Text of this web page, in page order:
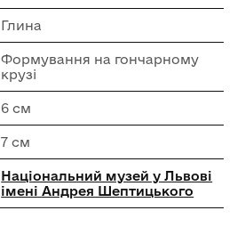
Глина
Формування на гончарному
крузі
6 см
7 см
Національний музей у Львові
імені Андрея Шептицького